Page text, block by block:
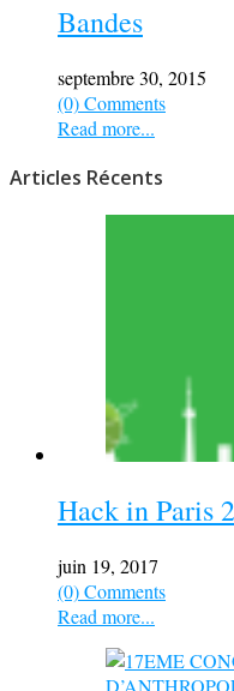
Bandes
septembre 30, 2015
(0) Comments
Read more...
Articles Récents
Hack in Paris
juin 19, 2017
(0) Comments
Read more...